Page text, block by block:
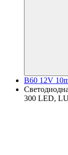
B60 12V
300 LED,